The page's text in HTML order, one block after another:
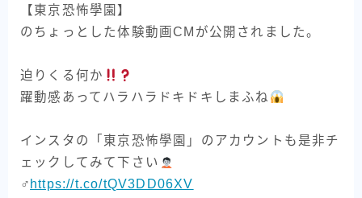
【東京恐怖學園】
のちょっとした体験動画CMが公開されました。
迫りくる何か
躍動感あってハラハラドキドキしまふね
インスタの「東京恐怖學園」のアカウントも是非チ
ェックしてみて下さい
‍♂ https://t.co/tQV3DD06XV